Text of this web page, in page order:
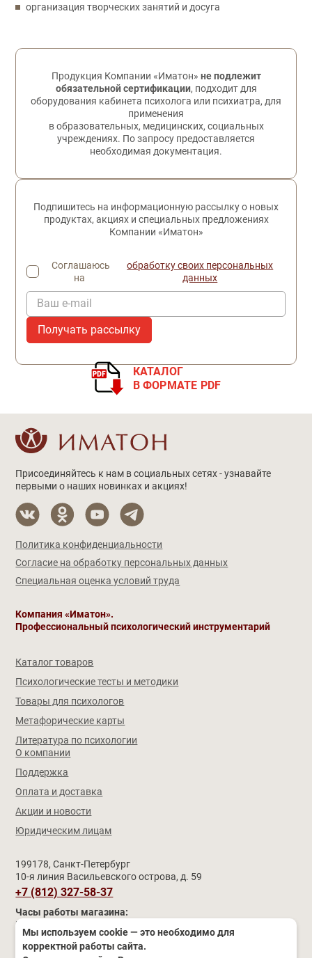
организация творческих занятий и досуга
Обратная связь
Продукция Компании «Иматон» не подлежит
обязательной сертификации, подходит для
оборудования кабинета психолога или психиатра, для
применения
в образовательных, медицинских, социальных
учреждениях. По запросу предоставляется
необходимая документация.
Подпишитесь на информационную рассылку о новых
продуктах, акциях и специальных предложениях
Компании «Иматон»
Соглашаюсь
на
обработку своих персональных
данных
Ваш e-mail
КАТАЛОГ
В ФОРМАТЕ PDF
Присоединяйтесь к нам в социальных сетях - узнавайте
первыми о наших новинках и акциях!
Политика конфиденциальности
Согласие на обработку персональных данных
Специальная оценка условий труда
Компания «Иматон».
Профессиональный психологический инструментарий
Каталог товаров
Психологические тесты и методики
Товары для психологов
Метафорические карты
Литература по психологии
О компании
Поддержка
Оплата и доставка
Акции и новости
Юридическим лицам
199178, Санкт-Петербург
10-я линия Васильевского острова, д. 59
+7 (812) 327-58-37
Часы работы магазина:
Пн–Чт
Пятница
11:00 – 19:00 (обед 15:00 – 15:30)
Сб–Вс и праздники
выходные
Мы используем cookie — это необходимо для
корректной работы сайта.